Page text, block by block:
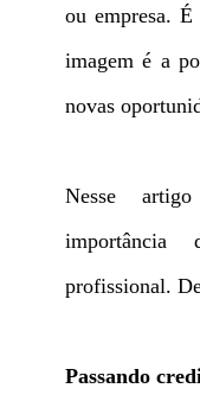
ou empresa.
imagem é a
novas
Nesse
profissional.
Passando